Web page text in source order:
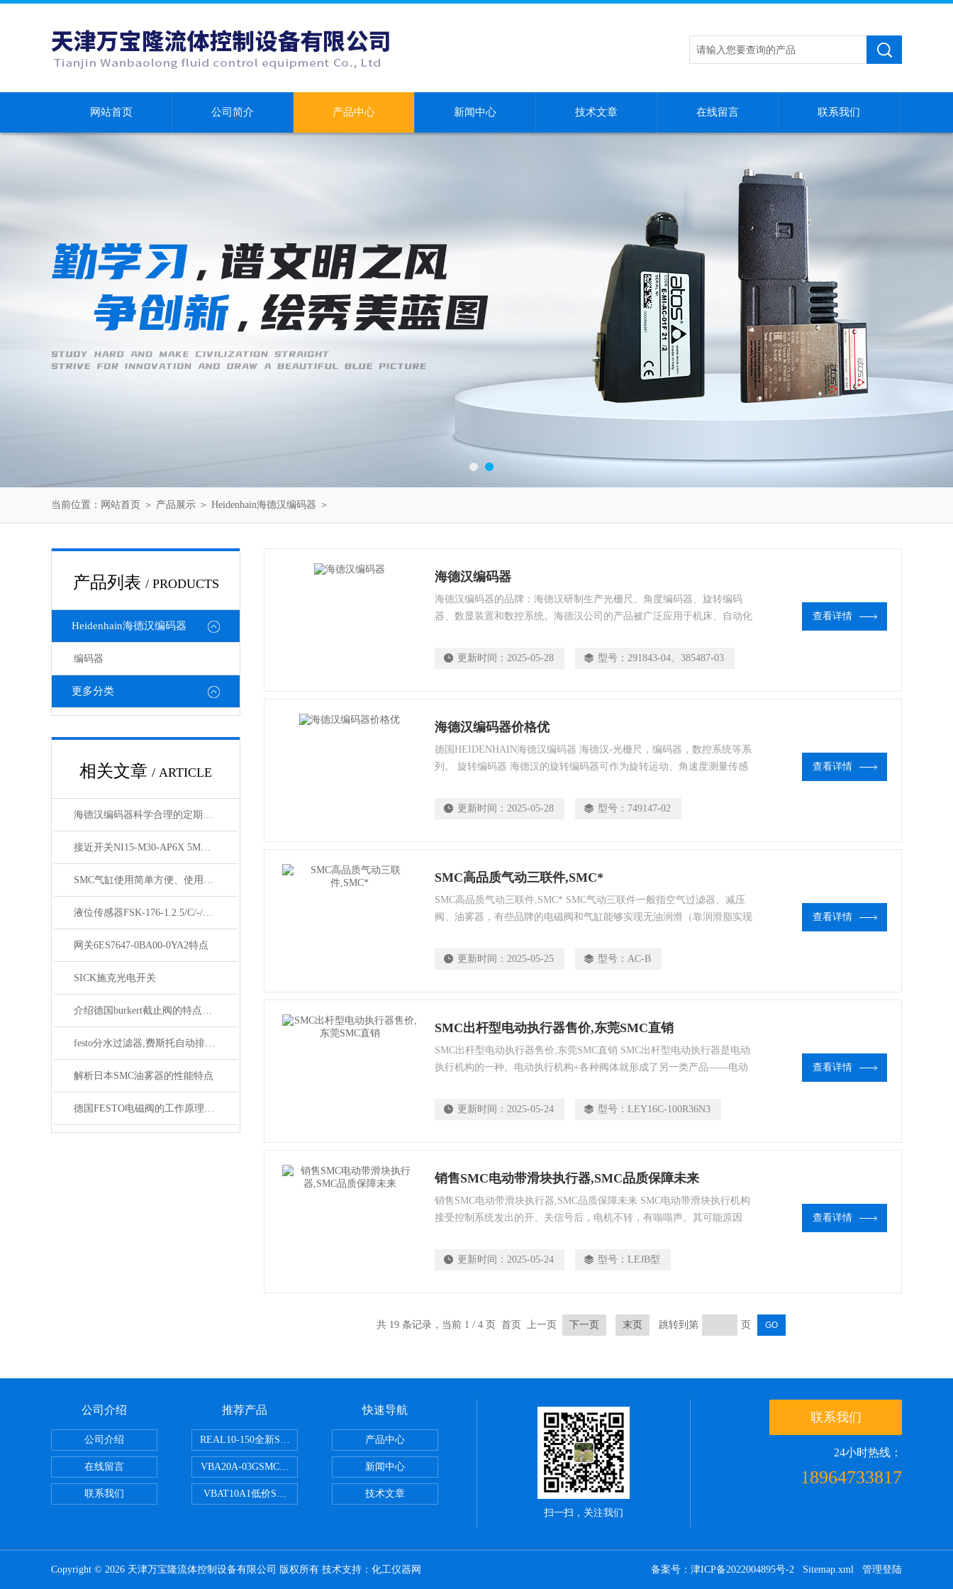
网站首页 公司简介 产品中心 新闻中心 技术文章 在线留言 联系我们
当前位置： 网站首页 ＞ 产品展示 ＞ Heidenhain海德汉编码器 ＞
产品列表 / PRODUCTS
Heidenhain海德汉编码器
编码器
更多分类
相关文章 / ARTICLE
海德汉编码器科学合理的定期维护保养方法分享
接近开关NI15-M30-AP6X 5M直销
SMC气缸使用简单方便、使用可靠性能高
液位传感器FSK-176-1.2.5/C/-/12参数
网关6ES7647-0BA00-0YA2特点
SICK施克光电开关
介绍德国burkert截止阀的特点以及操作方法
festo分水过滤器,费斯托自动排水过滤器滤芯
解析日本SMC油雾器的性能特点
德国FESTO电磁阀的工作原理与安装注意事项
海德汉编码器
海德汉编码器的品牌：海德汉研制生产光栅尺、角度编码器、旋转编码
器、数显装置和数控系统。海德汉公司的产品被广泛应用于机床、自动化
更新时间： 2025-05-28 型号： 291843-04、385487-03
查看详情
海德汉编码器价格优
德国HEIDENHAIN海德汉编码器 海德汉-光栅尺，编码器，数控系统等系
列。 旋转编码器 海德汉的旋转编码器可作为旋转运动、角速度测量传感
更新时间： 2025-05-28 型号： 749147-02
查看详情
SMC高品质气动三联件,SMC*
SMC高品质气动三联件,SMC* SMC气动三联件一般指空气过滤器、减压
阀、油雾器，有些品牌的电磁阀和气缸能够实现无油润滑（靠润滑脂实现
称为气动二联件。还可以将空气过滤器和减压阀集装在一起，便成为过滤
更新时间： 2025-05-25 型号： AC-B
查看详情
SMC出杆型电动执行器售价,东莞SMC直销
SMC出杆型电动执行器售价,东莞SMC直销 SMC出杆型电动执行器是电动
执行机构的一种。电动执行机构+各种阀体就形成了另一类产品——电动
等）。 所以习惯上电动执行器就指电动执行机构，不含阀体。
更新时间： 2025-05-24 型号： LEY16C-100R36N3
查看详情
销售SMC电动带滑块执行器,SMC品质保障未来
销售SMC电动带滑块执行器,SMC品质保障未来 SMC电动带滑块执行机构
接受控制系统发出的开、关信号后，电机不转，有嗡嗡声。其可能原因
电动带滑块执行机构的工作原理都是利用电机的正反转来实现阀门的开
更新时间： 2025-05-24 型号： LEJB型
查看详情
共 19 条记录，当前 1 / 4 页 首页 上一页 下一页 末页 跳转到第 页
公司介绍
公司介绍
在线留言
联系我们
推荐产品
REAL10-150全新SMC正弦无杆缸REA系列,SMC深圳经销商
VBA20A-03GSMC增压阀VBA-X3145系列,SMC电磁阀优点
VBAT10A1低价SMC储气罐VBAT系列,SMC气动服务网
快速导航
产品中心
新闻中心
技术文章
扫一扫，关注我们
联系我们
24小时热线：
18964733817
Copyright © 2026 天津万宝隆流体控制设备有限公司 版权所有 技术支持： 化工仪器网 备案号：津ICP备2022004895号-2 Sitemap.xml 管理登陆